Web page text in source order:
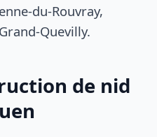
du-Rouvray,
Quevilly.
de nid